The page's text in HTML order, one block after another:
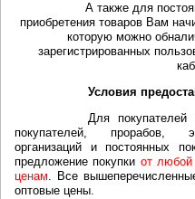
А также для
приобретения товаров Вам
которую можно
зарегистрированных
Условия
Для покупателей
покупателей, прорабов,
организаций и постоянных
предложение покупки от
ценам. Все
оптовые цены.